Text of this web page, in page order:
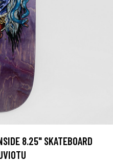
8.25" SKATEBOARD